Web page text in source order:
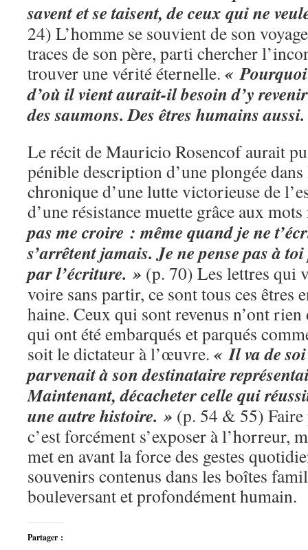
savent et se taisent, de ceux qui ne
24) L’homme se souvient de son
traces de son père, parti chercher
trouver une vérité éternelle. «
d’où il vient aurait-il besoin d’y
des saumons. Des êtres humains
Le récit de Mauricio Rosencof aurait
pénible description d’une plongée
chronique d’une lutte victorieuse de
d’une résistance muette grâce aux
pas me croire : même quand je ne
s’arrêtent jamais. Je ne pense pas à
par l’écriture. » (p. 70) Les lettres qui
voire sans partir, ce sont tous ces êtres
haine. Ceux qui sont revenus n’ont
qui ont été embarqués et parqués
soit le dictateur à l’œuvre. « Il va de
parvenait à son destinataire
Maintenant, décacheter celle qui
une autre histoire. » (p. 54 & 55) Faire
c’est forcément s’exposer à l’horreur,
met en avant la force des gestes
souvenirs contenus dans les boîtes
bouleversant et profondément humain.
Partager :